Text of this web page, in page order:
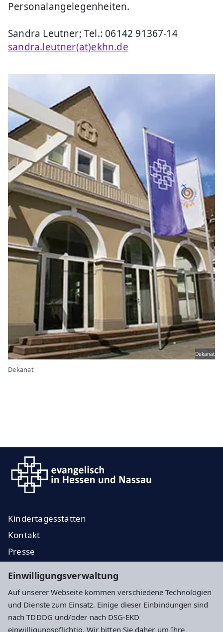
Einwilligungsverwaltung
Auf unserer Webseite kommen verschiedene Technologien
und Dienste zum Einsatz. Einige dieser Einbindungen sind
nach TDDDG und/oder nach DSG-EKD
einwilligungspflichtig. Wir bitten Sie daher um Ihre
Personalangelegenheiten.
Sandra Leutner; Tel.: 06142 91367-14
sandra.leutner(at)ekhn.de
Dekanat
Dekanat
Kindertagesstätten
Kontakt
Presse
Ev. Jugend
EKHN
Impressum Datenschutz Cookie-Einstellungen